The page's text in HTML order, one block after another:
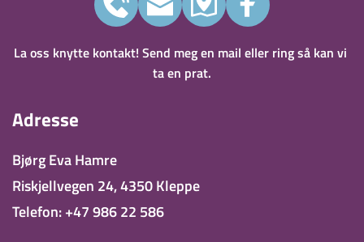
La oss knytte kontakt! Send meg en mail eller ring så kan vi
ta en prat.
Adresse
Bjørg Eva Hamre
Riskjellvegen 24, 4350 Kleppe
Telefon: +47 986 22 586